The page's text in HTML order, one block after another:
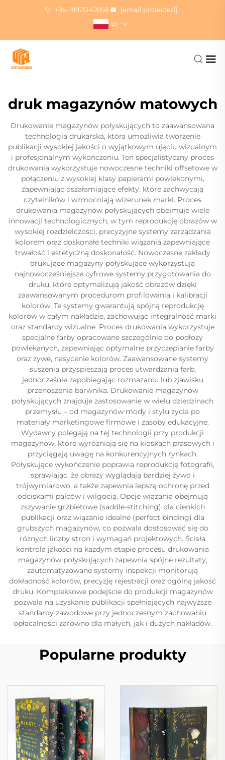
+86-18925142858
[email protected]
PL
druk magazynów matowych
Drukowanie magazynów połyskujących to zaawansowana
technologia drukarska, która umożliwia tworzenie
publikacji wysokiej jakości o wyjątkowym ujęciu wizualnym
i profesjonalnym wykończeniu. Ten specjalistyczny proces
drukowania wykorzystuje nowoczesne techniki offsetowe w
połączeniu z wysokiej klasy papierami powlekonymi,
zapewniając oszałamiające efekty, które zachwycają
czytelników i wzmocniają wizerunek marki. Proces
drukowania magazynów połyskujących obejmuje wiele
innowacji technologicznych, w tym reprodukcję obrazów w
wysokiej rozdzielczości, precyzyjne systemy zarządzania
kolorem oraz doskonałe techniki wiązania zapewniające
trwałość i estetyczną doskonałość. Nowoczesne zakłady
drukujące magazyny połyskujące wykorzystują
najnowocześniejsze cyfrowe systemy przygotowania do
druku, które optymalizują jakość obrazów dzięki
zaawansowanym procedurom profilowania i kalibracji
kolorów. Te systemy gwarantują spójną reprodukcję
kolorów w całym nakładzie, zachowując integralność marki
oraz standardy wizualne. Proces drukowania wykorzystuje
specjalne farby opracowane szczególnie do podłoży
powlekanych, zapewniając optymalne przyczepianie farby
oraz żywe, nasycenie kolorów. Zaawansowane systemy
suszenia przyspieszają proces utwardzania farb,
jednocześnie zapobiegając rozmazaniu lub zjawisku
przenoszenia barwnika. Drukowanie magazynów
połyskujących znajduje zastosowanie w wielu dziedzinach
przemysłu – od magazynów mody i stylu życia po
materiały marketingowe firmowe i zasoby edukacyjne.
Wydawcy polegają na tej technologii przy produkcji
magazynów, które wyróżniają się na kioskach prasowych i
przyciągają uwagę na konkurencyjnych rynkach.
Połyskujące wykończenie poprawia reprodukcję fotografii,
sprawiając, że obrazy wyglądają bardziej żywo i
trójwymiarowo, a także zapewnia lepszą ochronę przed
odciskami palców i wilgocią. Opcje wiązania obejmują
zszywanie grzbietowe (saddle-stitching) dla cienkich
publikacji oraz wiązanie idealne (perfect binding) dla
grubszych magazynów, co pozwala dostosować się do
różnych liczby stron i wymagań projektowych. Ścisła
kontrola jakości na każdym etapie procesu drukowania
magazynów połyskujących zapewnia spójne rezultaty;
zautomatyzowane systemy inspekcji monitorują
dokładność kolorów, precyzję rejestracji oraz ogólną jakość
druku. Kompleksowe podejście do produkcji magazynów
pozwala na uzyskanie publikacji spełniających najwyższe
standardy zawodowe przy jednoczesnym zachowaniu
opłacalności zarówno dla małych, jak i dużych nakładów.
Popularne produkty